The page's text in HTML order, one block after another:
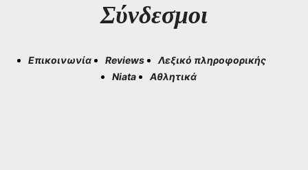
Σύνδεσμοι
Επικοινωνία Reviews
Λεξικό πληροφορικής
Niata
Αθλητικά